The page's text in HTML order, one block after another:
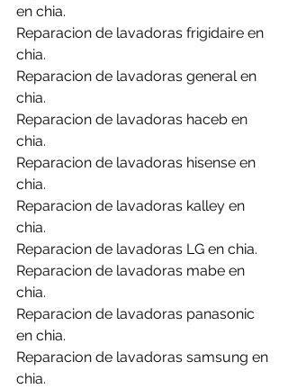
en chia.
Reparacion de lavadoras frigidaire en
chia.
Reparacion de lavadoras general en
chia.
Reparacion de lavadoras haceb en
chia.
Reparacion de lavadoras hisense en
chia.
Reparacion de lavadoras kalley en
chia.
Reparacion de lavadoras LG en chia.
Reparacion de lavadoras mabe en
chia.
Reparacion de lavadoras panasonic
en chia.
Reparacion de lavadoras samsung en
chia.